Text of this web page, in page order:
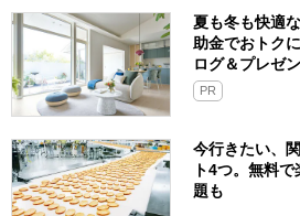
夏も冬も快適
助金でおトク
ログ＆プレゼ
PR
今行きたい、
ト4つ。無料
題も